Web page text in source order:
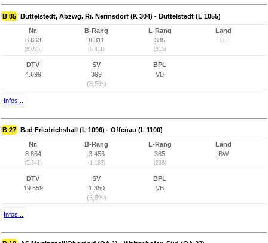
B 85 Buttelstedt, Abzwg. Ri. Nermsdorf (K 304) - Buttelstedt (L 1055)
Nr.
8.863
(8.035)
B-Rang
8.811
(6.411)
L-Rang
385
(315)
Land
TH
DTV
4.699
SV
399
(8,5%)
BPL
VB
Infos...
B 27 Bad Friedrichshall (L 1096) - Offenau (L 1100)
Nr.
8.864
(5.341)
B-Rang
3.456
(1.183)
L-Rang
385
(238)
Land
BW
DTV
19.859
SV
1.350
(6,8%)
BPL
VB
Infos...